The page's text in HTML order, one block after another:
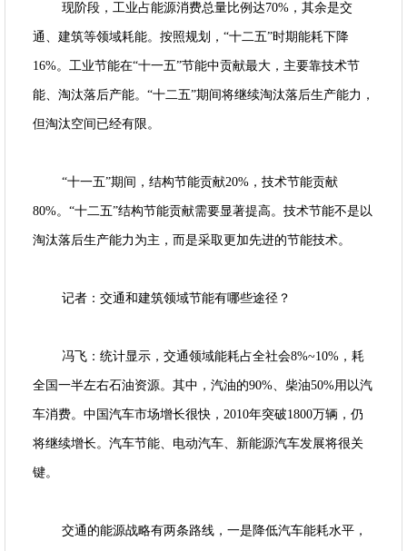
现阶段，工业占能源消费总量比例达70%，其余是交
通、建筑等领域耗能。按照规划，“十二五”时期能耗下降
16%。工业节能在“十一五”节能中贡献最大，主要靠技术节
能、淘汰落后产能。“十二五”期间将继续淘汰落后生产能力，
但淘汰空间已经有限。
“十一五”期间，结构节能贡献20%，技术节能贡献
80%。“十二五”结构节能贡献需要显著提高。技术节能不是以
淘汰落后生产能力为主，而是采取更加先进的节能技术。
记者：交通和建筑领域节能有哪些途径？
冯飞：统计显示，交通领域能耗占全社会8%~10%，耗
全国一半左右石油资源。其中，汽油的90%、柴油50%用以汽
车消费。中国汽车市场增长很快，2010年突破1800万辆，仍
将继续增长。汽车节能、电动汽车、新能源汽车发展将很关
键。
交通的能源战略有两条路线，一是降低汽车能耗水平，